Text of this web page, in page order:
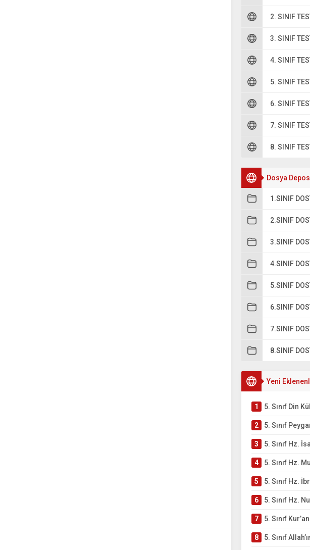
2. SINIF
3. SINIF
4. SINIF
5. SINIF
6. SINIF
7. SINIF
8. SINIF
Dosya
1.SINIF
2.SINIF
3.SINIF
4.SINIF
5.SINIF
6.SINIF
7.SINIF
8.SINIF
Yeni
1 5. Sınıf Din Kültürü ve
2 5. Sınıf
3 5. Sınıf Hz.
4 5. Sınıf Hz.
5 5. Sınıf Hz.
6 5. Sınıf Hz.
7 5. Sınıf Kur’an-ı
8 5. Sınıf Allah’ın